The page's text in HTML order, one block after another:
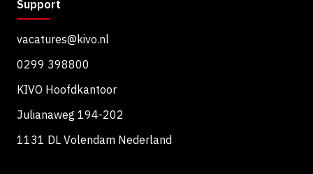
Support
vacatures@kivo.nl
0299 398800
KIVO Hoofdkantoor
Julianaweg 194-202
1131 DL Volendam Nederland